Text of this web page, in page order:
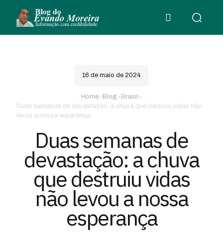
16 de maio de 2024
Home> Blog> Brasil >
Duas semanas de devastação: a chuva que destruiu vidas não
levou a nossa esperança
Duas semanas de
devastação: a chuva
que destruiu vidas
não levou a nossa
esperança